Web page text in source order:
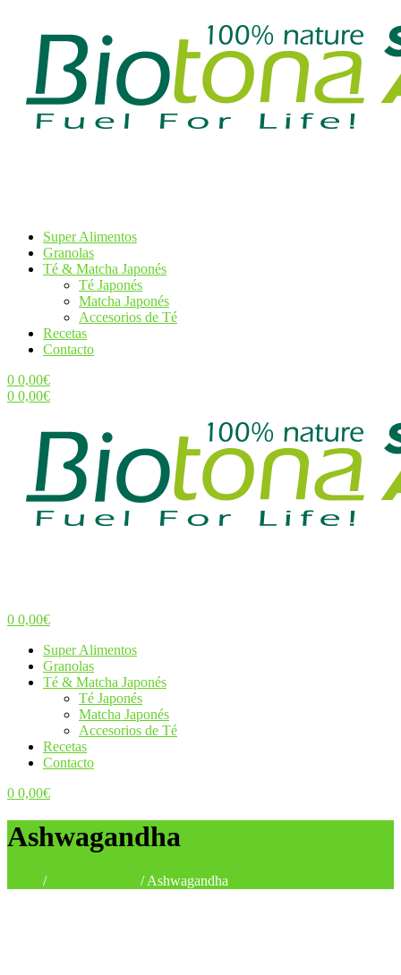
Super Alimentos
Granolas
Té & Matcha Japonés
Té Japonés
Matcha Japonés
Accesorios de Té
Recetas
Contacto
0 0,00€
0 0,00€
0 0,00€
Super Alimentos
Granolas
Té & Matcha Japonés
Té Japonés
Matcha Japonés
Accesorios de Té
Recetas
Contacto
0 0,00€
Ashwagandha
/ /Ashwagandha